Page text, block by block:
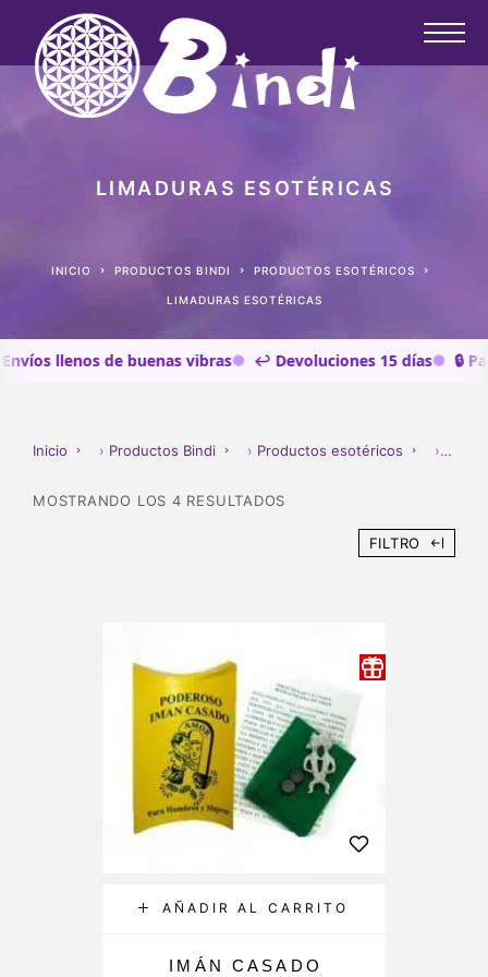
LIMADURAS ESOTÉRICAS
INICIO PRODUCTOS BINDI PRODUCTOS ESOTÉRICOS
LIMADURAS ESOTÉRICAS
llenos de buenas vibras ↩️ Devoluciones 15 días 🔒
Inicio › Productos Bindi › Productos esotéricos ›
MOSTRANDO LOS 4 RESULTADOS
FILTRO
AÑADIR AL CARRITO
IMÁN CASADO